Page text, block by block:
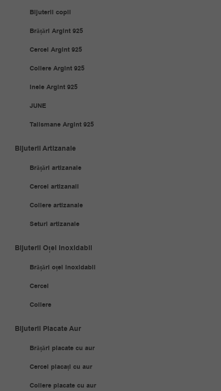
Bijuterii copii
Brățări Argint 925
Cercei Argint 925
Coliere Argint 925
Inele Argint 925
JUNE
Talismane Argint 925
Bijuterii Artizanale
Brățări artizanale
Cercei artizanali
Coliere artizanale
Seturi artizanale
Bijuterii Oțel Inoxidabil
Brățări oțel inoxidabil
Cercei
Coliere
Bijuterii Placate Aur
Brățări placate cu aur
Cercei placați cu aur
Coliere placate cu aur